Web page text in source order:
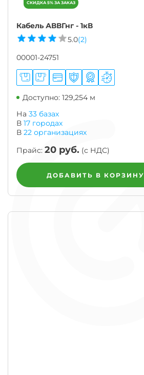
Кабель АВВГнг - 1кВ
5.0(2)
00001-24751
Доступно: 129,254 м
На 33 базах
В 17 городах
В 22 организациях
Прайс: 20 руб. (с НДС)
ДОБАВИТЬ В КОРЗИНУ